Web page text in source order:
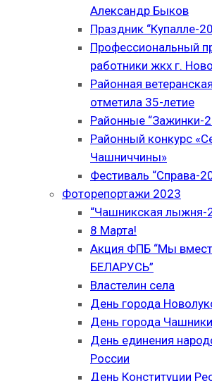
Александр Быков
Праздник “Купалле-
Профессиональный
работники жкх г.
Районная
отметила 35-летие
Районные “Зажинки-
Районный конкурс
Чашниччины»
Фестиваль “Справа-
Фоторепортажи 2023
“Чашникская лыжня-
8 Марта!
Акция ФПБ “Мы
БЕЛАРУСЬ”
Властелин села
День города
День города Чашники
День единения
России
День Конституции